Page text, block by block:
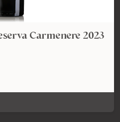
Carmenere 2023